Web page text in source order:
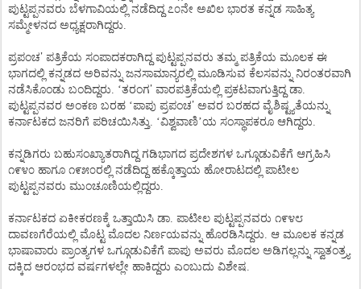
ಪುಟ್ಟಪ್ಪನವರು ಬೆಳಗಾವಿಯಲ್ಲಿ ನಡೆದಿದ್ದ ೭೦ನೇ ಅಖಿಲ ಭಾರತ ಕನ್ನಡ ಸಾಹಿತ್ಯ
ಸಮ್ಮೇಳನದ ಅಧ್ಯಕ್ಷರಾಗಿದ್ದರು.
ಪ್ರಪಂಚ’ ಪತ್ರಿಕೆಯ ಸಂಪಾದಕರಾಗಿದ್ದ ಪುಟ್ಟಪ್ಪನವರು ತಮ್ಮ ಪತ್ರಿಕೆಯ ಮೂಲಕ ಈ
ಭಾಗದಲ್ಲಿ ಕನ್ನಡದ ಅರಿವನ್ನು ಜನಸಾಮಾನ್ಯರಲ್ಲಿ ಮೂಡಿಸುವ ಕೆಲಸವನ್ನು ನಿರಂತರವಾಗಿ
ನಡೆಸಿಕೊಂಡು ಬಂದಿದ್ದರು. ‘ತರಂಗ’ ವಾರಪತ್ರಿಕೆಯಲ್ಲಿ ಪ್ರಕಟವಾಗುತ್ತಿದ್ದ ಡಾ.
ಪುಟ್ಟಪ್ಪನವರ ಅಂಕಣ ಬರಹ ‘ಪಾಪು ಪ್ರಪಂಚ’ ಅವರ ಬರಹದ ವೈಶಿಷ್ಟ್ಯತೆಯನ್ನು
ಕರ್ನಾಟಕದ ಜನರಿಗೆ ಪರಿಚಯಿಸಿತ್ತು. ‘ವಿಶ್ವವಾಣಿ’ಯ ಸಂಸ್ಥಾಪಕರೂ ಆಗಿದ್ದರು.
ಕನ್ನಡಿಗರು ಬಹುಸಂಖ್ಯಾತರಾಗಿದ್ದ ಗಡಿಭಾಗದ ಪ್ರದೇಶಗಳ ಒಗ್ಗೂಡುವಿಕೆಗೆ ಆಗ್ರಹಿಸಿ
೧೯೪೦ ಹಾಗೂ ೧೯೫೦ರಲ್ಲಿ ನಡೆದಿದ್ದ ಹಕ್ಕೊತ್ತಾಯ ಹೋರಾಟದಲ್ಲಿ ಪಾಟೀಲ
ಪುಟ್ಟಪ್ಪನವರು ಮುಂಚೂಣಿಯಲ್ಲಿದ್ದರು.
ಕರ್ನಾಟಕದ ಏಕೀಕರಣಕ್ಕೆ ಒತ್ತಾಯಿಸಿ ಡಾ. ಪಾಟೀಲ ಪುಟ್ಟಪ್ಪನವರು ೧೯೪೮
ದಾವಣಗೆರೆಯಲ್ಲಿ ಮೊಟ್ಟ ಮೊದಲ ನಿರ್ಣಯವನ್ನು ಹೊರಡಿಸಿದ್ದರು. ಆ ಮೂಲಕ ಕನ್ನಡ
ಭಾಷಾವಾರು ಪ್ರಾಂತ್ಯಗಳ ಒಗ್ಗೂಡುವಿಕೆಗೆ ಪಾಪು ಅವರು ಮೊದಲ ಅಡಿಗಲ್ಲನ್ನು ಸ್ವಾತಂತ್ರ್ಯ
ದಕ್ಕಿದ ಆರಂಭದ ವರ್ಷಗಳಲ್ಲೇ ಹಾಕಿದ್ದರು ಎಂಬುದು ವಿಶೇಷ.